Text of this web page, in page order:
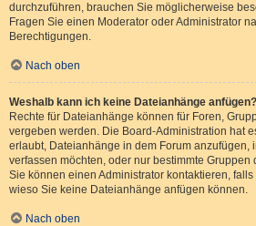
durchzuführen, brauchen Sie möglicherweise
Fragen Sie einen Moderator oder Administrator
Berechtigungen.
Nach oben
Weshalb kann ich keine Dateianhänge anfügen?
Rechte für Dateianhänge können für Foren,
vergeben werden. Die Board-Administration hat
erlaubt, Dateianhänge in dem Forum anzufügen,
verfassen möchten, oder nur bestimmte
Sie können einen Administrator kontaktieren,
wieso Sie keine Dateianhänge anfügen können.
Nach oben